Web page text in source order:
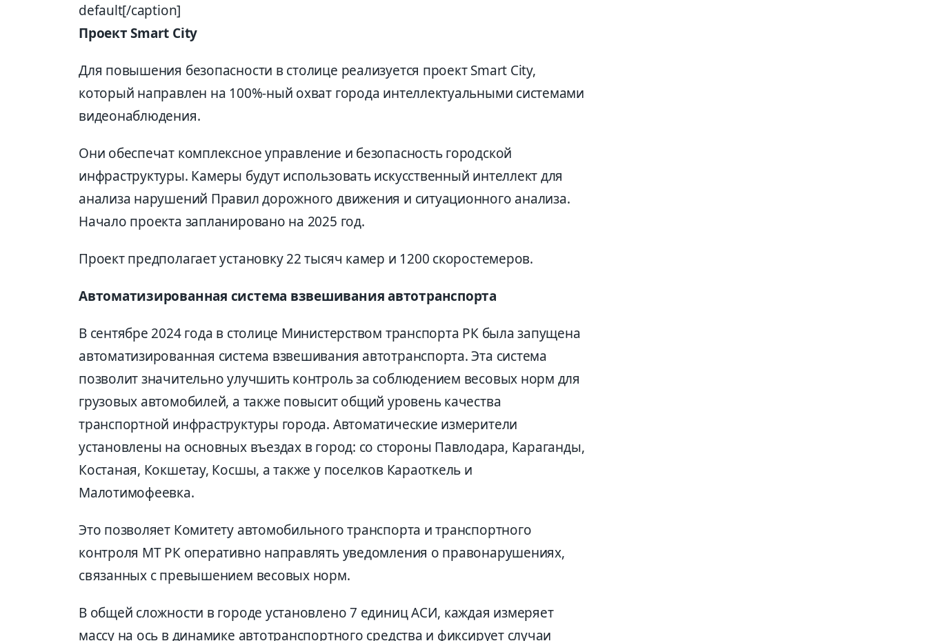
default[/caption]
Проект Smart City
Для повышения безопасности в столице реализуется проект Smart City,
который направлен на 100%-ный охват города интеллектуальными системами
видеонаблюдения.
Они обеспечат комплексное управление и безопасность городской
инфраструктуры. Камеры будут использовать искусственный интеллект для
анализа нарушений Правил дорожного движения и ситуационного анализа.
Начало проекта запланировано на 2025 год.
Проект предполагает установку 22 тысяч камер и 1200 скоростемеров.
Автоматизированная система взвешивания автотранспорта
В сентябре 2024 года в столице Министерством транспорта РК была запущена
автоматизированная система взвешивания автотранспорта. Эта система
позволит значительно улучшить контроль за соблюдением весовых норм для
грузовых автомобилей, а также повысит общий уровень качества
транспортной инфраструктуры города. Автоматические измерители
установлены на основных въездах в город: со стороны Павлодара, Караганды,
Костаная, Кокшетау, Косшы, а также у поселков Караоткель и
Малотимофеевка.
Это позволяет Комитету автомобильного транспорта и транспортного
контроля МТ РК оперативно направлять уведомления о правонарушениях,
связанных с превышением весовых норм.
В общей сложности в городе установлено 7 единиц АСИ, каждая измеряет
массу на ось в динамике автотранспортного средства и фиксирует случаи